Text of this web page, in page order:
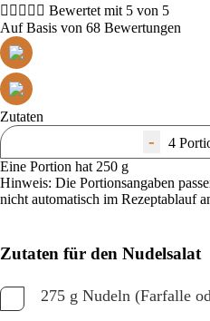
     Bewertet mit 5 von 5
Auf Basis von 68 Bewertungen
Zutaten
- 4
Eine Portion hat 250 g
Hinweis: Die Portionsangaben
nicht automatisch im Rezeptablauf
Zutaten für den Nudelsalat
275 g Nudeln (Farfalle